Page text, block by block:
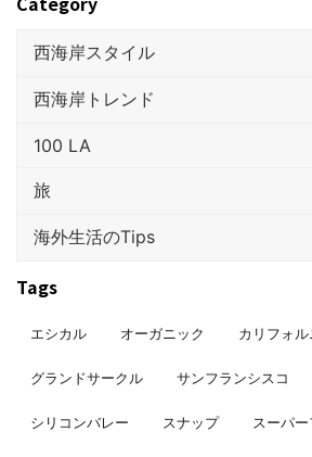
西海岸スタイル
西海岸トレンド
100 LA
旅
海外生活のTips
Tags
エシカル オーガニック カリフォル
グランドサークル サンフランシスコ
シリコンバレー スナップ スーパ